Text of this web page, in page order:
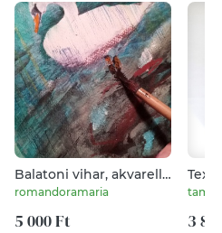
Balatoni vihar, akvarell
festmény
romandoramaria
5 000 Ft 3